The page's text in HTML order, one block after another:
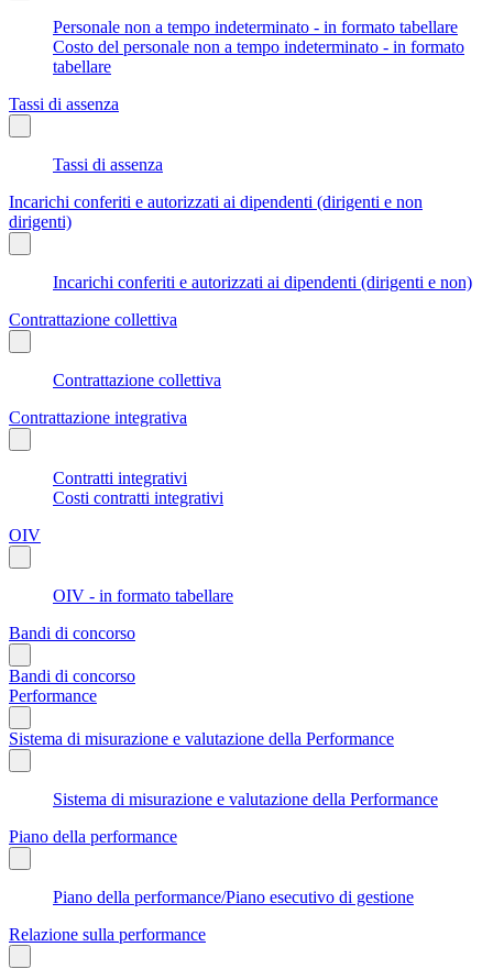
Personale non a tempo indeterminato - in formato tabellare
Costo del personale non a tempo indeterminato - in formato
tabellare
Tassi di assenza
Tassi di assenza
Incarichi conferiti e autorizzati ai dipendenti (dirigenti e non
dirigenti)
Incarichi conferiti e autorizzati ai dipendenti (dirigenti e non)
Contrattazione collettiva
Contrattazione collettiva
Contrattazione integrativa
Contratti integrativi
Costi contratti integrativi
OIV
OIV - in formato tabellare
Bandi di concorso
Bandi di concorso
Performance
Sistema di misurazione e valutazione della Performance
Sistema di misurazione e valutazione della Performance
Piano della performance
Piano della performance/Piano esecutivo di gestione
Relazione sulla performance